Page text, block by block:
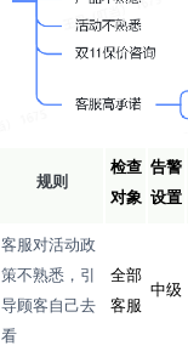
规则
检查
对象
告警
设置
客服对活动政
策不熟悉，引
导顾客自己去
看
全部
客服
中级